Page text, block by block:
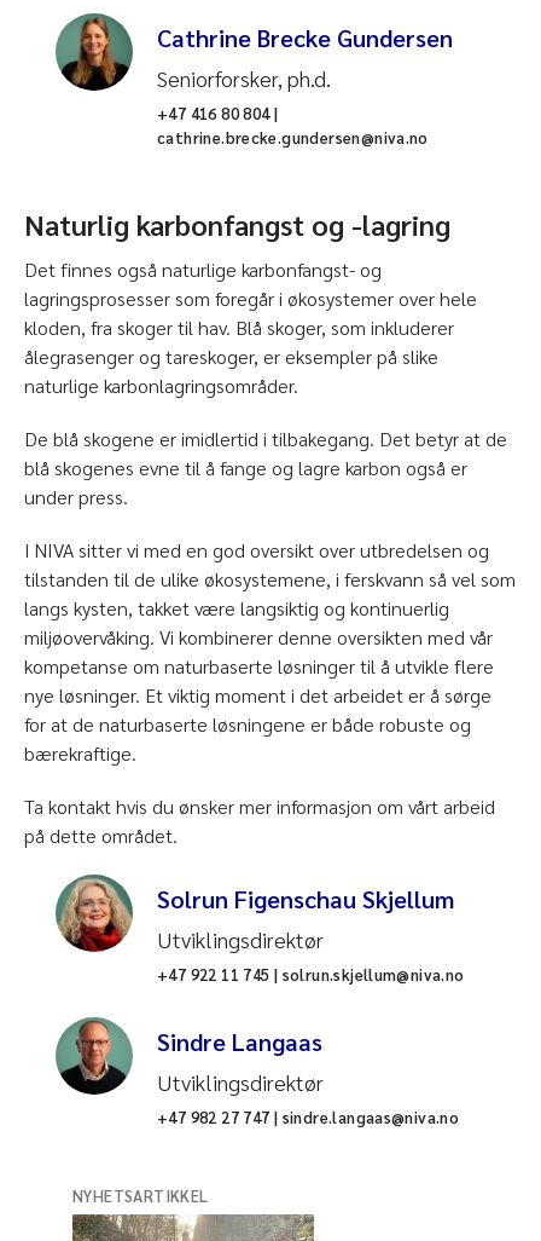
Cathrine Brecke Gundersen
Seniorforsker, ph.d.
+47 416 80 804 |
cathrine.brecke.gundersen@niva.no
Naturlig karbonfangst og -lagring
Det finnes også naturlige karbonfangst- og
lagringsprosesser som foregår i økosystemer over hele
kloden, fra skoger til hav. Blå skoger, som inkluderer
ålegrasenger og tareskoger, er eksempler på slike
naturlige karbonlagringsområder.
De blå skogene er imidlertid i tilbakegang. Det betyr at de
blå skogenes evne til å fange og lagre karbon også er
under press.
I NIVA sitter vi med en god oversikt over utbredelsen og
tilstanden til de ulike økosystemene, i ferskvann så vel som
langs kysten, takket være langsiktig og kontinuerlig
miljøovervåking. Vi kombinerer denne oversikten med vår
kompetanse om naturbaserte løsninger til å utvikle flere
nye løsninger. Et viktig moment i det arbeidet er å sørge
for at de naturbaserte løsningene er både robuste og
bærekraftige.
Ta kontakt hvis du ønsker mer informasjon om vårt arbeid
på dette området.
Solrun Figenschau Skjellum
Utviklingsdirektør
+47 922 11 745 | solrun.skjellum@niva.no
Sindre Langaas
Utviklingsdirektør
+47 982 27 747 | sindre.langaas@niva.no
NYHETSARTIKKEL